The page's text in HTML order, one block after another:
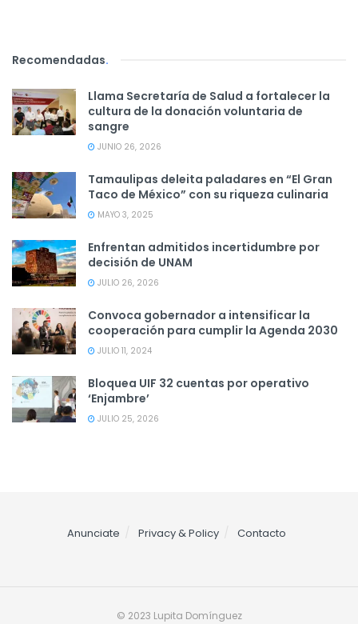
Recomendadas.
Llama Secretaría de Salud a fortalecer la
cultura de la donación voluntaria de
sangre
JUNIO 26, 2026
Tamaulipas deleita paladares en “El Gran
Taco de México” con su riqueza culinaria
MAYO 3, 2025
Enfrentan admitidos incertidumbre por
decisión de UNAM
JULIO 26, 2026
Convoca gobernador a intensificar la
cooperación para cumplir la Agenda 2030
JULIO 11, 2024
Bloquea UIF 32 cuentas por operativo
‘Enjambre’
JULIO 25, 2026
Anunciate Privacy & Policy Contacto
© 2023 Lupita Domínguez